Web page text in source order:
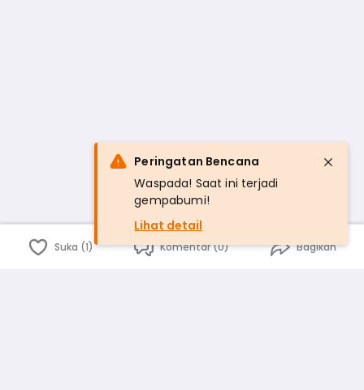
Suka (1) Komentar (0) Bagikan
Peringatan Bencana
Waspada! Saat ini terjadi
gempabumi!
Lihat detail